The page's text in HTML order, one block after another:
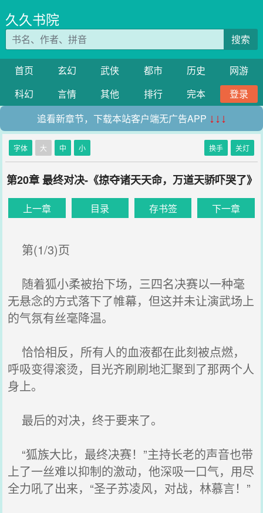
久久书院
搜索
首页 玄幻 武侠 都市 历史
网游
科幻
言情 其他 排行 完本
登录
追看新章节，下载本站客户端无广告APP ↓↓↓
字体 大 中 小 换手 关灯
第20章 最终对决-《掠夺诸天天命，万道天骄吓哭了》
上一章 目录 存书签 下一章
第(1/3)页
随着狐小柔被抬下场，三四名决赛以一种毫
无悬念的方式落下了帷幕，但这并未让演武场上
的气氛有丝毫降温。
恰恰相反，所有人的血液都在此刻被点燃，
呼吸变得滚烫，目光齐刷刷地汇聚到了那两个人
身上。
最后的对决，终于要来了。
“狐族大比，最终决赛！”主持长老的声音也带
上了一丝难以抑制的激动，他深吸一口气，用尽
全力吼了出来，“圣子苏凌风，对战，林慕言！”